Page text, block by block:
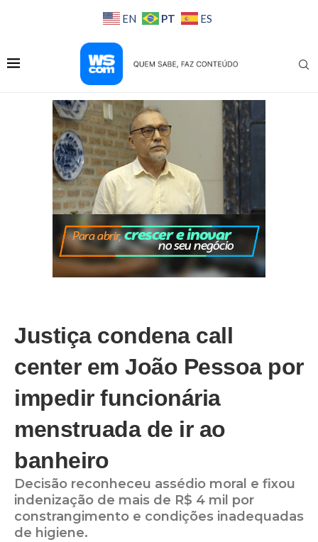
EN PT ES
Justiça condena call
center em João Pessoa por
impedir funcionária
menstruada de ir ao
banheiro
Decisão reconheceu assédio moral e fixou
indenização de mais de R$ 4 mil por
constrangimento e condições inadequadas
de higiene.